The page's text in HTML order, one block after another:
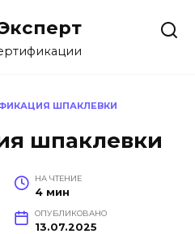
ШПАКЛЕВКИ
шпаклевки
НА ЧТЕНИЕ
4 мин
ОПУБЛИКОВАНО
13.07.2025